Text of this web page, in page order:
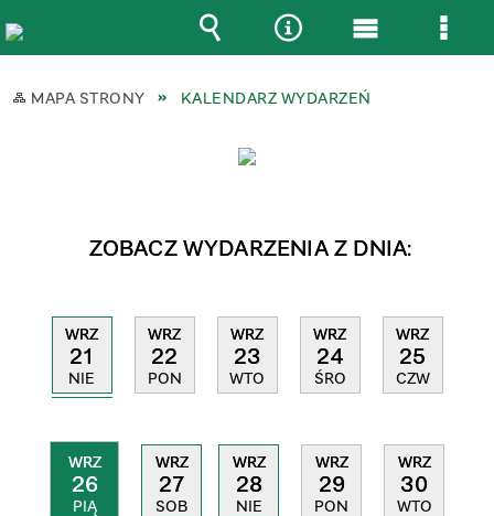
MAPA STRONY KALENDARZ WYDARZEŃ
ZOBACZ WYDARZENIA Z DNIA:
WRZ
21
NIE
WRZ
22
PON
WRZ
23
WTO
WRZ
24
ŚRO
WRZ
25
CZW
WRZ
26
PIĄ
WRZ
27
SOB
WRZ
28
NIE
WRZ
29
PON
WRZ
30
WTO
Wyszukiwarka
Narzędzia
Menu
główne